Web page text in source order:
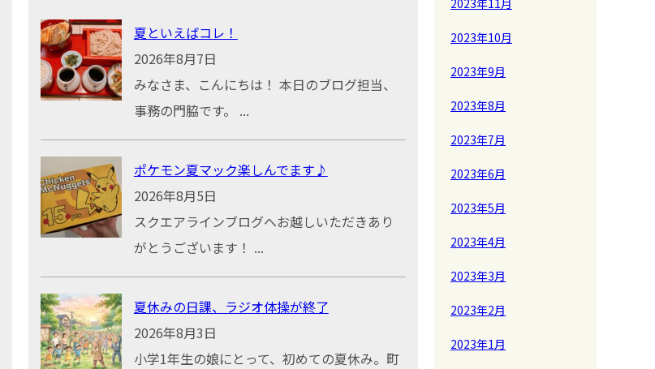
夏といえばコレ！
2026年8月7日
みなさま、こんにちは！ 本日のブログ担当、
事務の門脇です。 ...
ポケモン夏マック楽しんでます♪
2026年8月5日
スクエアラインブログへお越しいただきあり
がとうございます！ ...
夏休みの日課、ラジオ体操が終了
2026年8月3日
小学1年生の娘にとって、初めての夏休み。町
2023年11月
2023年10月
2023年9月
2023年8月
2023年7月
2023年6月
2023年5月
2023年4月
2023年3月
2023年2月
2023年1月